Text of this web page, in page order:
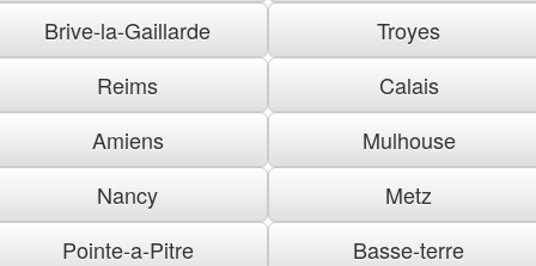
Brive-la-Gaillarde
Troyes
Reims
Calais
Amiens
Mulhouse
Nancy
Metz
Pointe-a-Pitre
Basse-terre